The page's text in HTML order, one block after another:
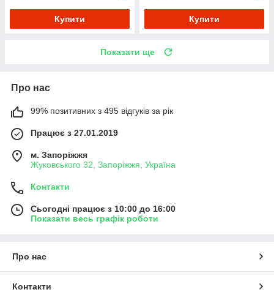
Купити Купити
Показати ще
Про нас
99% позитивних з 495 відгуків за рік
Працює з 27.01.2019
м. Запоріжжя
Жуковського 32, Запоріжжя, Україна
Контакти
Сьогодні працює з 10:00 до 16:00
Показати весь графік роботи
Про нас
Контакти